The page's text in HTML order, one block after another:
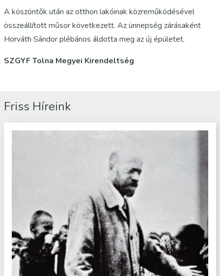
A köszöntők után az otthon lakóinak közreműködésével
összeállított műsor következett. Az ünnepség zárásaként
Horváth Sándor plébános áldotta meg az új épületet.
SZGYF Tolna Megyei Kirendeltség
Friss Híreink